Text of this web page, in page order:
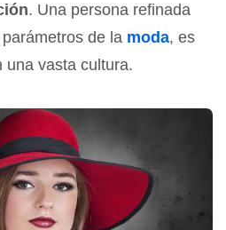
. Una persona refinada
de la moda, es
una vasta cultura.